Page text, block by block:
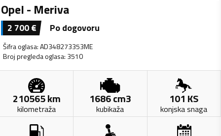
Opel - Meriva
2 700€ Po dogovoru
Šifra oglasa:AD348273353ME
Broj pregleda oglasa: 3510
210565km
kilometraža
1686cm3
kubikaža
101 KS
konjska snaga